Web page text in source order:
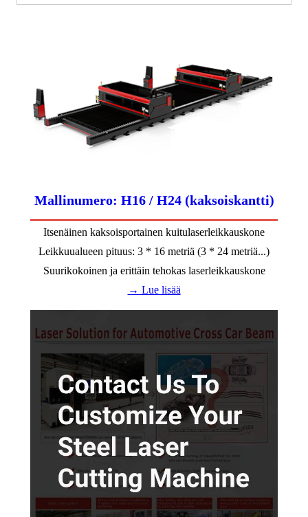
Mallinumero: H16 / H24 (kaksoiskantti)
Itsenäinen kaksoisportainen kuitulaserleikkauskone
Leikkuualueen pituus: 3 * 16 metriä (3 * 24 metriä...)
Suurikokoinen ja erittäin tehokas laserleikkauskone
→ Lue lisää